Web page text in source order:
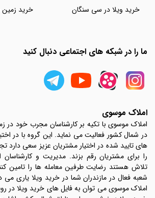
خرید ویلا در سی سنگان
خرید زمین
ما را در شبکه های اجتماعی دنبال کنید
املاک موسوی
املاک موسوی با تکیه بر کارشناسان مجرب خود در
در شمال کشور فعالیت می نماید. این گروه با در
های تایید شده در اختیار مشتریان عزیز سعی دارد
را برای مشتریان رقم بزند. مدیریت و
شعبه فعال در مازندران شما در خرید ویلا یاری
املاک موسوی می توان به فایل های خرید ویلا در